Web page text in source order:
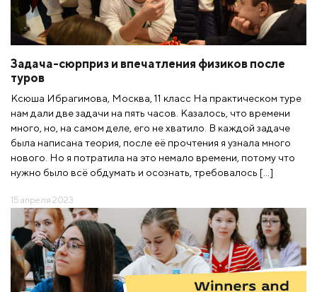
Задача-сюрприз и впечатления физиков после
туров
Ксюша Ибрагимова, Москва, 11 класс На практическом туре
нам дали две задачи на пять часов. Казалось, что времени
много, но, на самом деле, его не хватило. В каждой задаче
была написана теория, после её прочтения я узнала много
нового. Но я потратила на это немало времени, потому что
нужно было всё обдумать и осознать, требовалось […]
15 апреля 2023